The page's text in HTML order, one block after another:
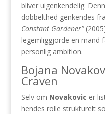
bliver uigenkendelig.
dobbelthed genkendes
Constant Gardener”
legemliggjorde en mand
personlig ambition.
Bojana
Craven
Selv om Novakovic er
hendes rolle strukturelt